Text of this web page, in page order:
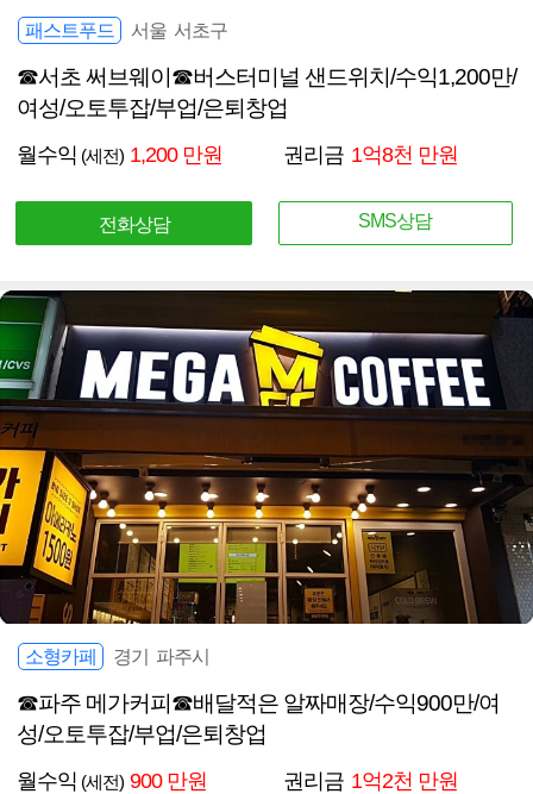
패스트푸드 서울 서초구
☎서초 써브웨이☎버스터미널 샌드위치/수익1,200만/
여성/오토투잡/부업/은퇴창업
월수익 (세전) 1,200 만원 권리금 1억8천 만원
전화상담 SMS상담
소형카페 경기 파주시
☎파주 메가커피☎배달적은 알짜매장/수익900만/여
성/오토투잡/부업/은퇴창업
월수익 (세전) 900 만원 권리금 1억2천 만원